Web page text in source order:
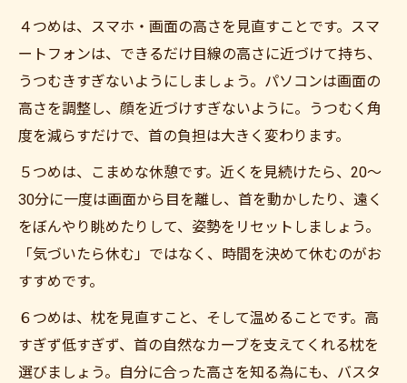
４つめは、スマホ・画面の高さを見直すことです。スマ
ートフォンは、できるだけ目線の高さに近づけて持ち、
うつむきすぎないようにしましょう。パソコンは画面の
高さを調整し、顔を近づけすぎないように。うつむく角
度を減らすだけで、首の負担は大きく変わります。
５つめは、こまめな休憩です。近くを見続けたら、20〜
30分に一度は画面から目を離し、首を動かしたり、遠く
をぼんやり眺めたりして、姿勢をリセットしましょう。
「気づいたら休む」ではなく、時間を決めて休むのがお
すすめです。
６つめは、枕を見直すこと、そして温めることです。高
すぎず低すぎず、首の自然なカーブを支えてくれる枕を
選びましょう。自分に合った高さを知る為にも、バスタ